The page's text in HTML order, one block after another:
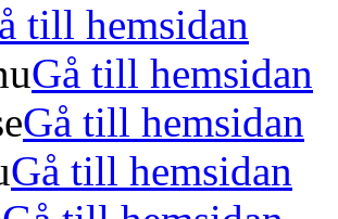
till hemsidan
Gå till hemsidan
Gå till hemsidan
Gå till hemsidan